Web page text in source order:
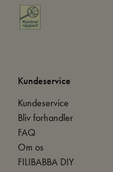
Kundeservice
Kundeservice
Bliv forhandler
FAQ
Om os
FILIBABBA DIY